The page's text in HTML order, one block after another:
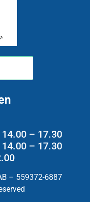
– 17.30
– 17.30
– 559372-6887